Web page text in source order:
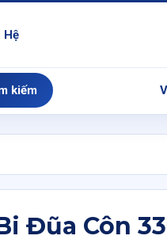
Hệ
kiếm
Đũa Côn